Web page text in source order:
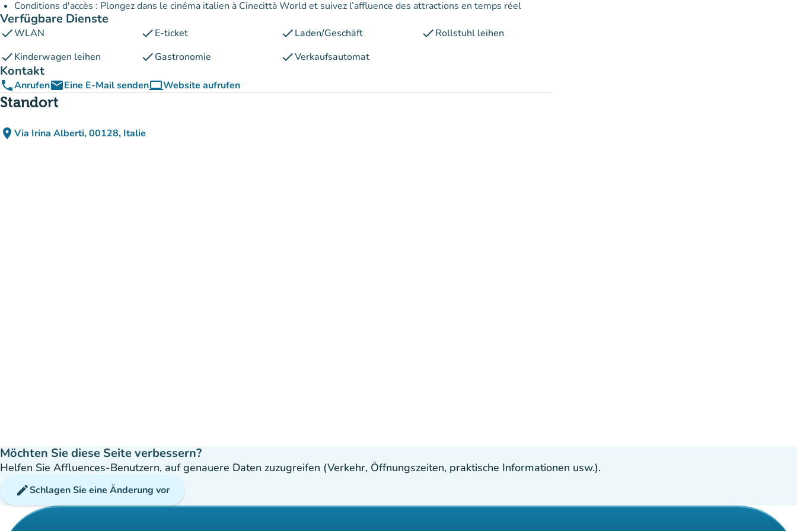
Conditions d'accès : Plongez dans le cinéma italien à Cinecittà World et suivez l’affluence des attractions en temps réel
Verfügbare Dienste
checkWLAN checkE-ticket checkLaden/Geschäft checkRollstuhl leihen
checkKinderwagen leihen checkGastronomie checkVerkaufsautomat
Kontakt
phoneAnrufenemailEine E-Mail sendencomputerWebsite aufrufen
(new tab)
Standort
place Via Irina Alberti, 00128, Italie
(in Google Maps öffnen)
(new tab)
Möchten Sie diese Seite verbessern?
Helfen Sie Affluences-Benutzern, auf genauere Daten zuzugreifen (Verkehr, Öffnungszeiten, praktische Informationen usw.).
editSchlagen Sie eine Änderung vor